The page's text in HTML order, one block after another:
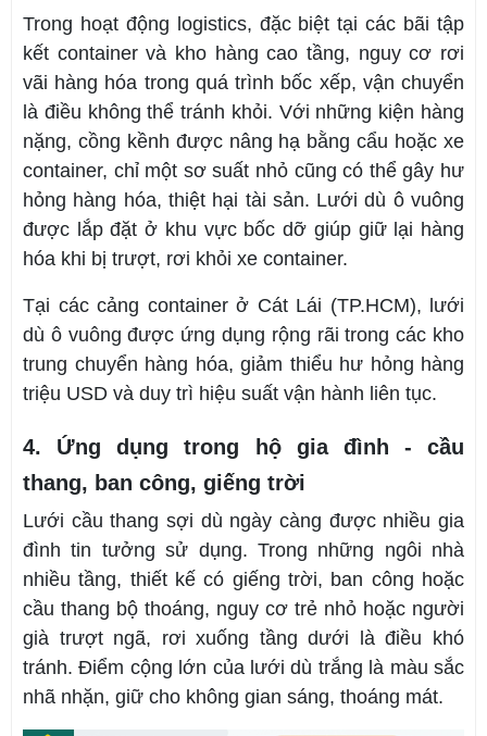
Trong hoạt động logistics, đặc biệt tại các bãi tập
kết container và kho hàng cao tầng, nguy cơ rơi
vãi hàng hóa trong quá trình bốc xếp, vận chuyển
là điều không thể tránh khỏi. Với những kiện hàng
nặng, cồng kềnh được nâng hạ bằng cẩu hoặc xe
container, chỉ một sơ suất nhỏ cũng có thể gây hư
hỏng hàng hóa, thiệt hại tài sản. Lưới dù ô vuông
được lắp đặt ở khu vực bốc dỡ giúp giữ lại hàng
hóa khi bị trượt, rơi khỏi xe container.
Tại các cảng container ở Cát Lái (TP.HCM), lưới
dù ô vuông được ứng dụng rộng rãi trong các kho
trung chuyển hàng hóa, giảm thiểu hư hỏng hàng
triệu USD và duy trì hiệu suất vận hành liên tục.
4. Ứng dụng trong hộ gia đình - cầu
thang, ban công, giếng trời
Lưới cầu thang sợi dù ngày càng được nhiều gia
đình tin tưởng sử dụng. Trong những ngôi nhà
nhiều tầng, thiết kế có giếng trời, ban công hoặc
cầu thang bộ thoáng, nguy cơ trẻ nhỏ hoặc người
già trượt ngã, rơi xuống tầng dưới là điều khó
tránh. Điểm cộng lớn của lưới dù trắng là màu sắc
nhã nhặn, giữ cho không gian sáng, thoáng mát.